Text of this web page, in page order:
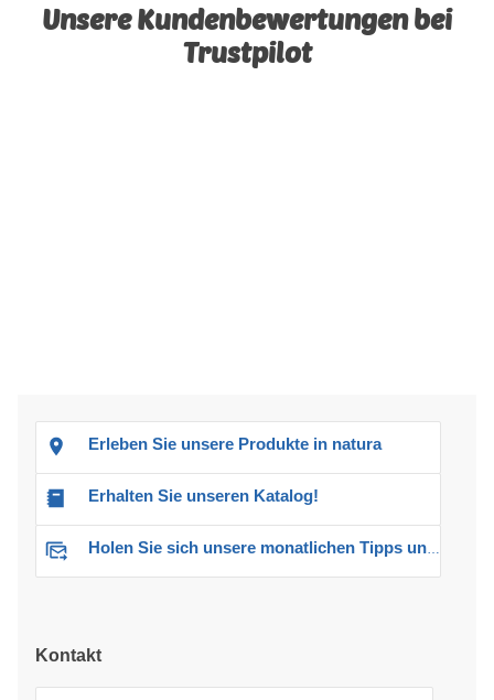
Unsere Kundenbewertungen bei
Trustpilot
Erleben Sie unsere Produkte in natura
Erhalten Sie unseren Katalog!
Holen Sie sich unsere monatlichen Tipps und Angebote
Kontakt